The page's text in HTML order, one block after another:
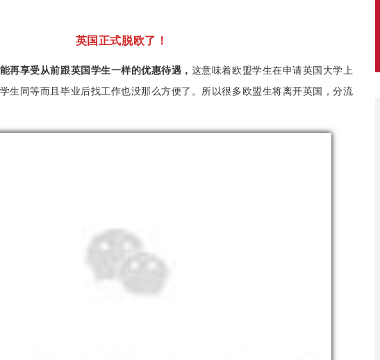
英国正式脱欧了！
再享受从前跟英国学生一样的优惠待遇， 这意味着欧盟学生在申请英国大学上
生同等而且毕业后找工作也没那么方便了。所以很多欧盟生将离开英国，分流